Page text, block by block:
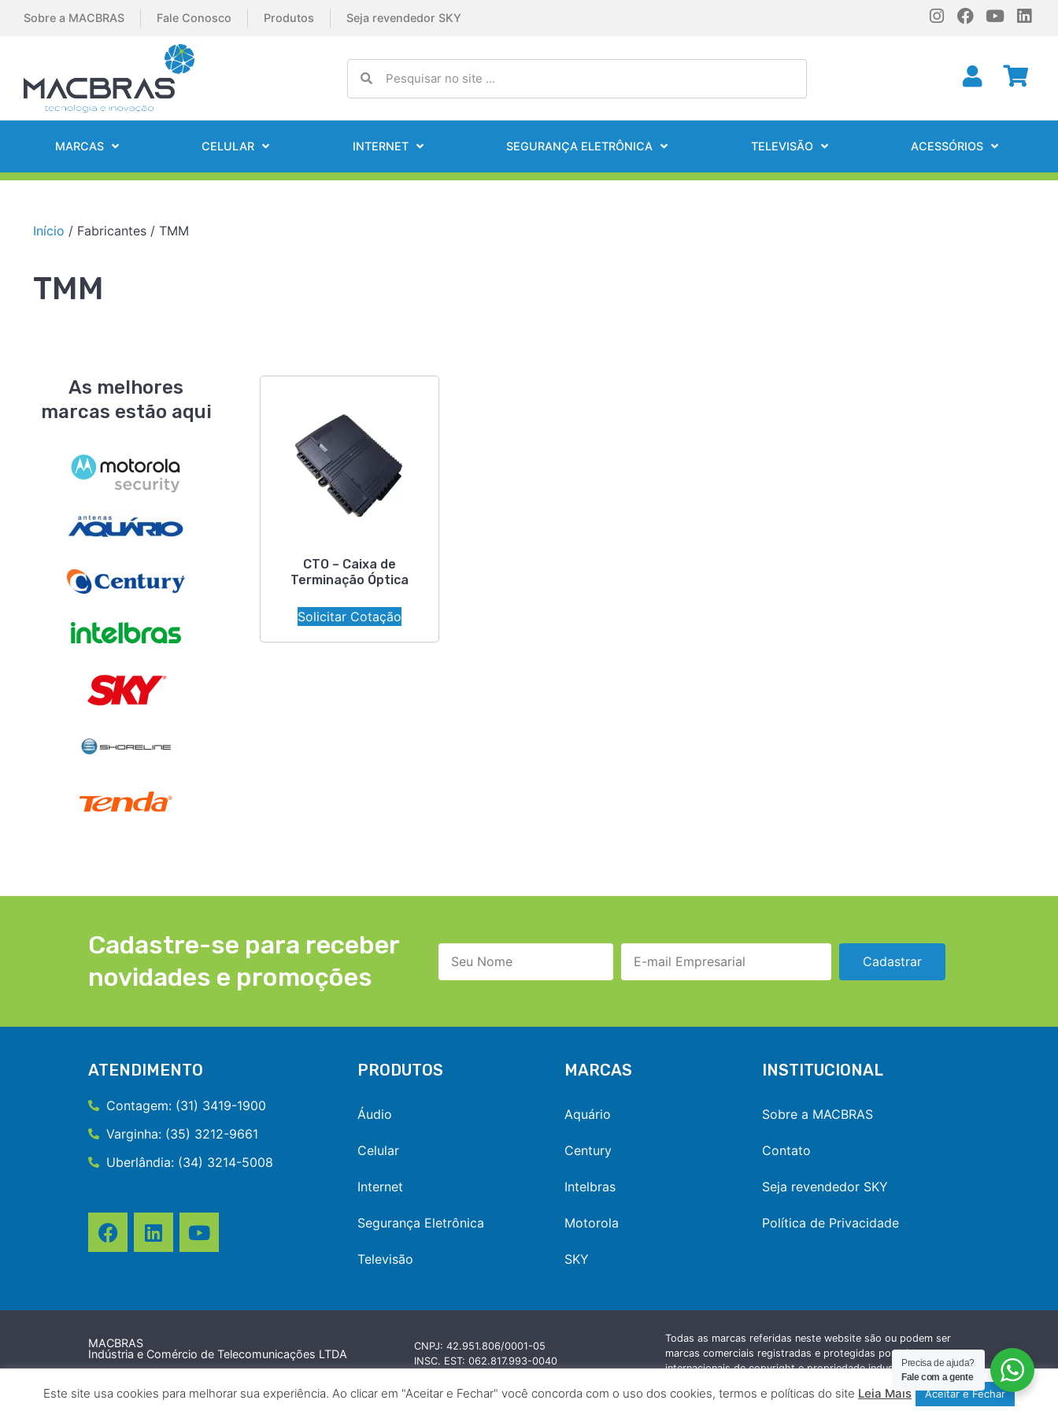
Sobre a MACBRAS Fale Conosco Produtos Seja revendedor SKY
MARCAS CELULAR INTERNET SEGURANÇA ELETRÔNICA TELEVISÃO ACESSÓRIOS
Início / Fabricantes / TMM
TMM
As melhores
marcas estão aqui
CTO – Caixa de
Terminação Óptica
Solicitar Cotação
Cadastre-se para receber
novidades e promoções
Cadastrar
ATENDIMENTO
Contagem: (31) 3419-1900
Varginha: (35) 3212-9661
Uberlândia: (34) 3214-5008
PRODUTOS
Áudio
Celular
Internet
Segurança Eletrônica
Televisão
MARCAS
Aquário
Century
Intelbras
Motorola
SKY
INSTITUCIONAL
Sobre a MACBRAS
Contato
Seja revendedor SKY
Política de Privacidade
MACBRAS
Indústria e Comércio de Telecomunicações LTDA
CNPJ: 42.951.806/0001-05
INSC. EST: 062.817.993-0040
Todas as marcas referidas neste website são ou podem ser
marcas comerciais registradas e protegidas por leis
internacionais de copyright e propriedade industrial e
pertencem aos seus respectivos fabricantes e proprietários.
Este site usa cookies para melhorar sua experiência. Ao clicar em "Aceitar e Fechar" você concorda com o uso dos cookies, termos e políticas do site Leia Mais Aceitar e Fechar
Precisa de ajuda?
Fale com a gente